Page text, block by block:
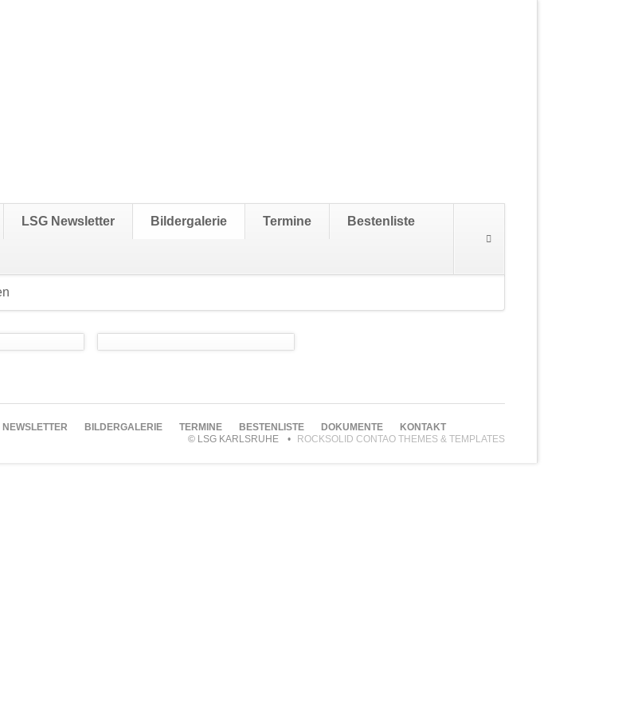
überspringen
LSG Newsletter Bildergalerie Termine Bestenliste
überspringen
NEWSLETTER BILDERGALERIE TERMINE BESTENLISTE DOKUMENTE
KONTAKT
© LSG KARLSRUHE
ROCKSOLID CONTAO THEMES & TEMPLATES